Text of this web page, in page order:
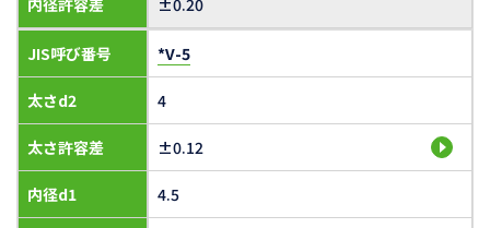
JIS呼び番号
太さd2
太さ許容差
内径d1
*V-5
4
±0.12
4.5